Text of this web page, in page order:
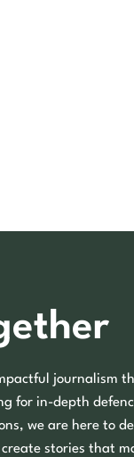
journalism
for in-depth
we are here to
stories that